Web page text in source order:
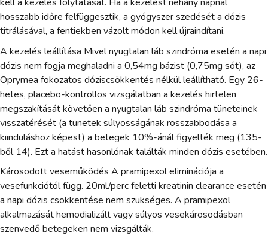
hosszabb időre felfüggesztik, a gyógyszer szedését a dózis
titrálásával, a fentiekben vázolt módon kell újraindítani.
A kezelés leállítása Mivel nyugtalan láb szindróma esetén a napi
dózis nem fogja meghaladni a 0,54mg bázist (0,75mg sót), az
Oprymea fokozatos dóziscsökkentés nélkül leállítható. Egy 26-
hetes, placebo-kontrollos vizsgálatban a kezelés hirtelen
megszakítását követően a nyugtalan láb szindróma tüneteinek
visszatérését (a tünetek súlyosságának rosszabbodása a
kiinduláshoz képest) a betegek 10%-ánál figyelték meg (135-
ből 14). Ezt a hatást hasonlónak találták minden dózis esetében.
Károsodott veseműködés A pramipexol eliminációja a
vesefunkciótól függ. 20ml/perc feletti kreatinin clearance esetén
a napi dózis csökkentése nem szükséges. A pramipexol
alkalmazását hemodializált vagy súlyos vesekárosodásban
szenvedő betegeken nem vizsgálták.